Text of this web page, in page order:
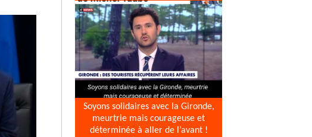
Soyons solidaires avec la Gironde,
meurtrie mais courageuse et
déterminée à aller de l’avant !